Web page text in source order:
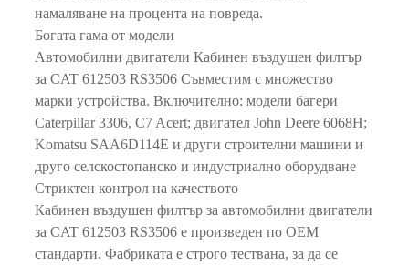
намаляване на процента на повреда.
Богата гама от модели
Автомобилни двигатели Кабинен въздушен филтър
за CAT 612503 RS3506 Съвместим с множество
марки устройства. Включително: модели багери
Caterpillar 3306, C7 Acert; двигател John Deere 6068H;
Komatsu SAA6D114E и други строителни машини и
друго селскостопанско и индустриално оборудване
Стриктен контрол на качеството
Кабинен въздушен филтър за автомобилни двигатели
за CAT 612503 RS3506 е произведен по OEM
стандарти. Фабриката е строго тествана, за да се